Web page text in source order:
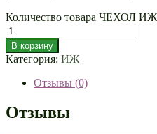
Количество товара ЧЕХОЛ
В корзину
Категория: ИЖ
Отзывы (0)
Отзывы